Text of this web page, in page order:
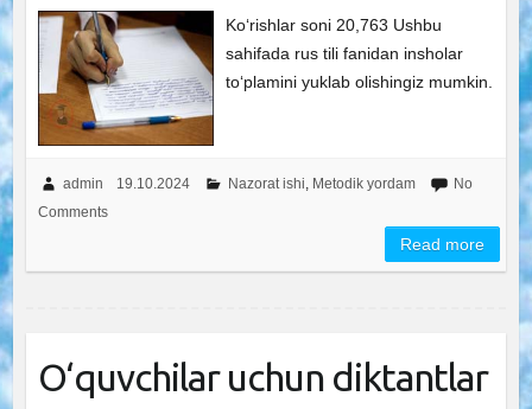
Ko‘rishlar soni 20,763 Ushbu
sahifada rus tili fanidan insholar
to‘plamini yuklab olishingiz mumkin.
admin 19.10.2024 Nazorat ishi Metodik yordam
No
Comments
Read more
O‘quvchilar uchun diktantlar